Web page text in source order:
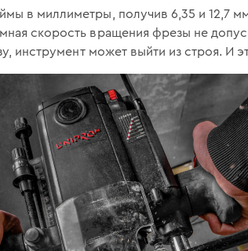
в миллиметры, получив 6,35 и 12,7
скорость вращения фрезы не
инструмент может выйти из строя. И